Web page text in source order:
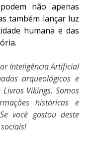
não apenas
também lançar luz
humana e das
Inteligência Artificial
arqueológicos e
Vikings. Somos
históricas e
você gostou deste